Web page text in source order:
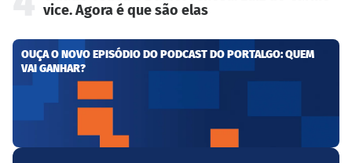
vice. Agora é que são elas
OUÇA O NOVO EPISÓDIO DO PODCAST DO PORTALGO: QUEM
VAI GANHAR?